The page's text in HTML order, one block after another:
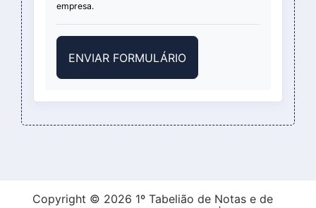
empresa.
Copyright © 2026 1º Tabelião de Notas e de